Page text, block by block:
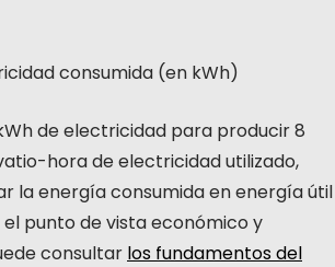
consumida (en kWh)
de electricidad para producir 8
hora de electricidad utilizado,
la energía consumida en energía útil
punto de vista económico y
consultar los fundamentos del